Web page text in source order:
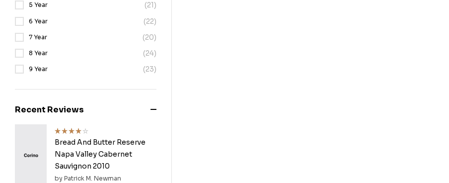
5 Year (21)
6 Year (22)
7 Year (20)
8 Year (24)
9 Year (23)
Recent Reviews
Rated 4
Bread And Butter Reserve
Napa Valley Cabernet
Sauvignon 2010
by Patrick M. Newman